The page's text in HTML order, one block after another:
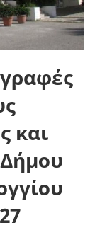
και